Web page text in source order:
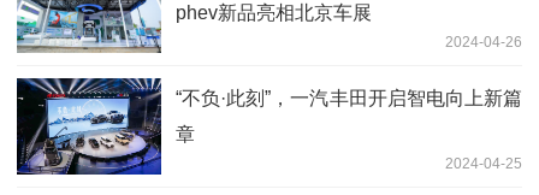
phev新品亮相北京车展
2024-04-26
“不负·此刻”，一汽丰田开启智电向上新篇
章
2024-04-25